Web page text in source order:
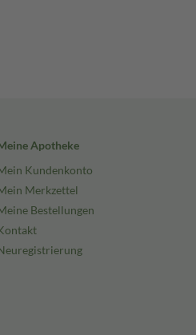
Apotheke
Kundenkonto
Merkzettel
Bestellungen